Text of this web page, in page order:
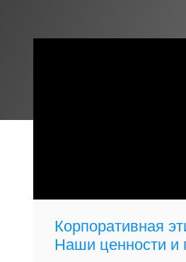
Корпоративная
Наши ценности и